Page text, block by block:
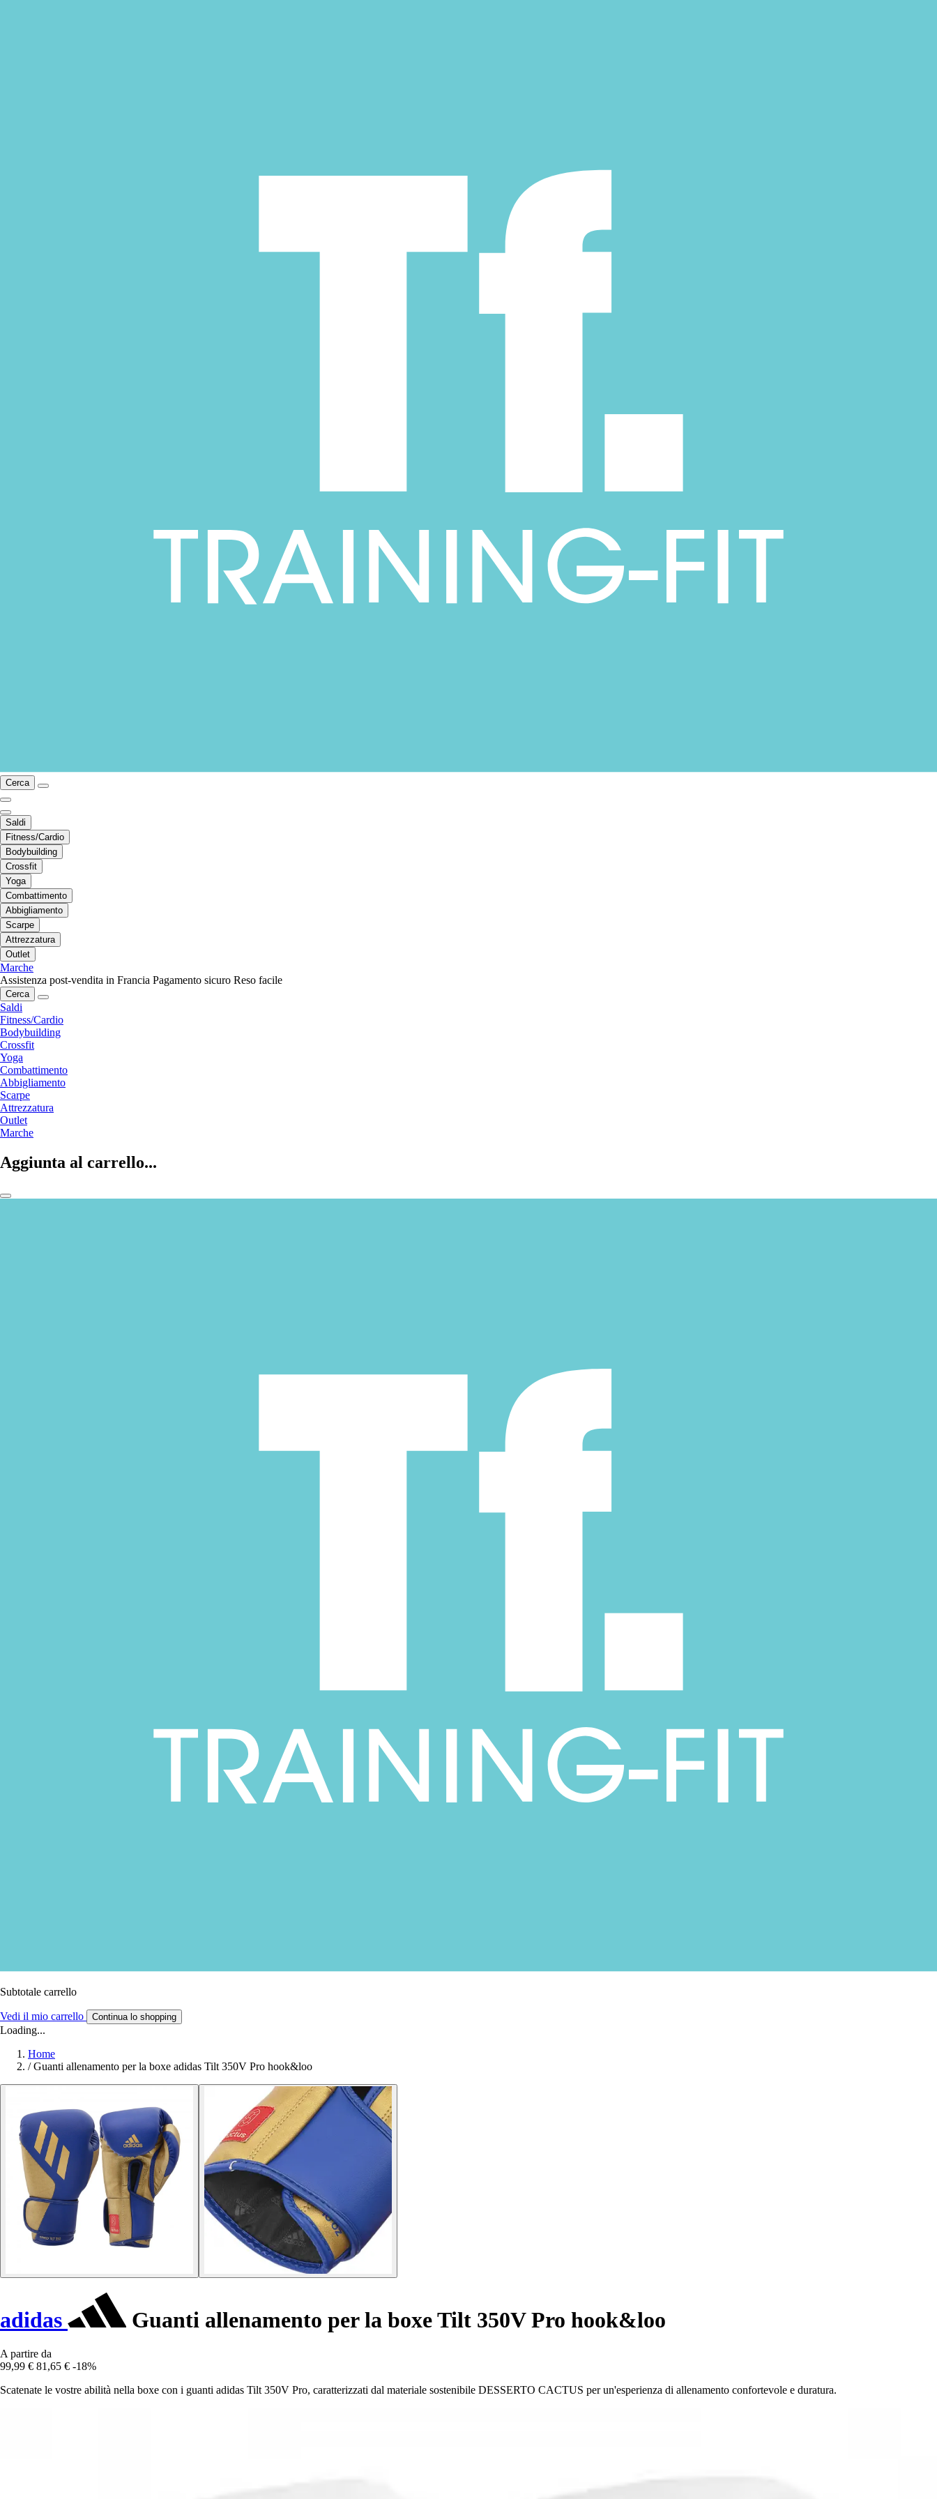
Cerca
Saldi
Fitness/Cardio
Bodybuilding
Crossfit
Yoga
Combattimento
Abbigliamento
Scarpe
Attrezzatura
Outlet
Marche
Assistenza post-vendita in Francia Pagamento sicuro Reso facile
Cerca
Saldi
Fitness/Cardio
Bodybuilding
Crossfit
Yoga
Combattimento
Abbigliamento
Scarpe
Attrezzatura
Outlet
Marche
Aggiunta al carrello...
Subtotale carrello
Vedi il mio carrello Continua lo shopping
Loading...
Home
/ Guanti allenamento per la boxe adidas Tilt 350V Pro hook&loo
adidas Guanti allenamento per la boxe Tilt 350V Pro hook&loo
A partire da
99,99 € 81,65 € -18%
Scatenate le vostre abilità nella boxe con i guanti adidas Tilt 350V Pro, caratterizzati dal materiale sostenibile DESSERTO CACTUS per un'esperienza di allenamento confortevole e duratura.